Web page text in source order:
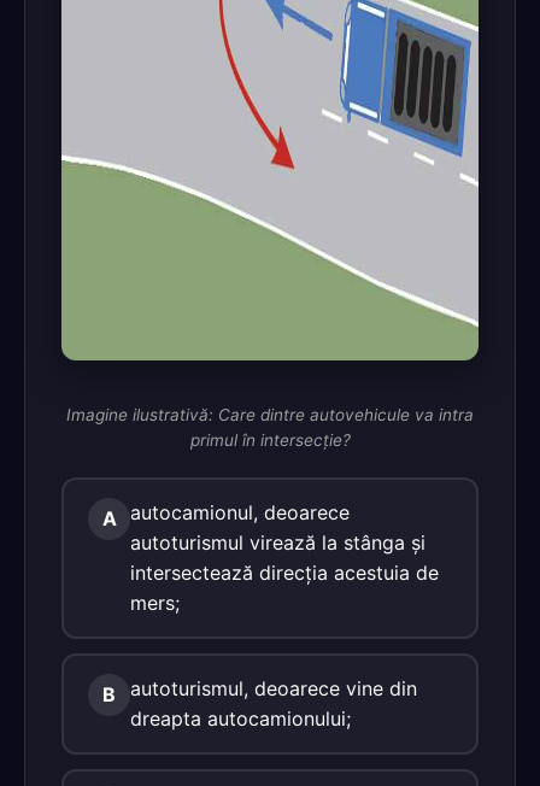
Imagine ilustrativă: Care dintre autovehicule va intra
primul în intersecţie?
A autocamionul, deoarece
autoturismul virează la stânga şi
intersectează direcţia acestuia de
mers;
B
autoturismul, deoarece vine din
dreapta autocamionului;